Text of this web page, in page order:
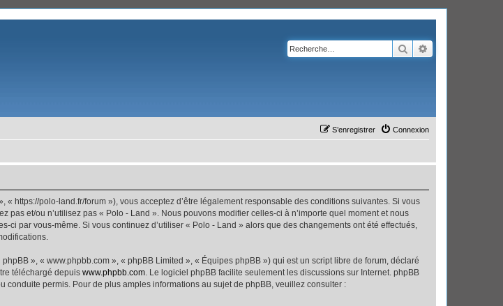
Rechercher
Connexion
S’enregistrer
https://polo-land.fr/forum »), vous acceptez d’être légalement responsable des conditions suivantes. Si vous
pas et/ou n’utilisez pas « Polo - Land ». Nous pouvons modifier celles-ci à n’importe quel moment et nous
par vous-même. Si vous continuez d’utiliser « Polo - Land » alors que des changements ont été effectués,
», « www.phpbb.com », « phpBB Limited », « Équipes phpBB ») qui est un script libre de forum, déclaré
téléchargé depuis www.phpbb.com. Le logiciel phpBB facilite seulement les discussions sur Internet. phpBB
conduite permis. Pour de plus amples informations au sujet de phpBB, veuillez consulter :